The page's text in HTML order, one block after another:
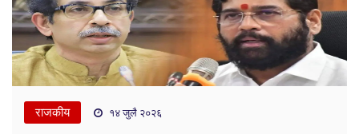
राजकीय १४ जुलै २०२६